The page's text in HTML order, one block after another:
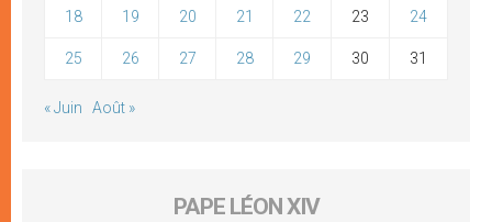
18 19 20 21 22 23 24
25 26 27 28 29 30 31
« Juin Août »
PAPE LÉON XIV